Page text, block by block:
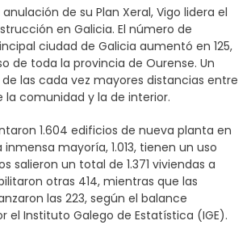
de su Plan Xeral, Vigo lidera el
en Galicia. El número de
ciudad de Galicia aumentó en 125,
de toda la provincia de Ourense. Un
las cada vez mayores distancias entre
la comunidad y la de interior.
1.604 edificios de nueva planta en
inmensa mayoría, 1.013, tienen un uso
salieron un total de 1.371 viviendas a
otras 414, mientras que las
las 223, según el balance
el Instituto Galego de Estatística (IGE).